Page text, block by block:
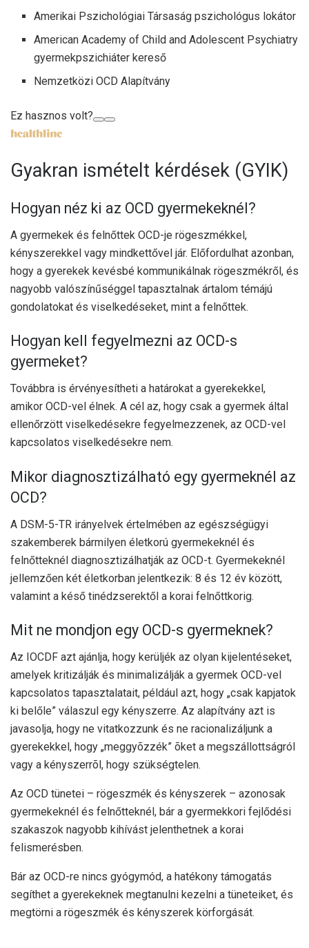
Amerikai Pszichológiai Társaság pszichológus lokátor
American Academy of Child and Adolescent Psychiatry
gyermekpszichiáter kereső
Nemzetközi OCD Alapítvány
Ez hasznos volt?
Gyakran ismételt kérdések (GYIK)
Hogyan néz ki az OCD gyermekeknél?
A gyermekek és felnőttek OCD-je rögeszmékkel,
kényszerekkel vagy mindkettővel jár. Előfordulhat azonban,
hogy a gyerekek kevésbé kommunikálnak rögeszmékről, és
nagyobb valószínűséggel tapasztalnak ártalom témájú
gondolatokat és viselkedéseket, mint a felnőttek.
Hogyan kell fegyelmezni az OCD-s
gyermeket?
Továbbra is érvényesítheti a határokat a gyerekekkel,
amikor OCD-vel élnek. A cél az, hogy csak a gyermek által
ellenőrzött viselkedésekre fegyelmezzenek, az OCD-vel
kapcsolatos viselkedésekre nem.
Mikor diagnosztizálható egy gyermeknél az
OCD?
A DSM-5-TR irányelvek értelmében az egészségügyi
szakemberek bármilyen életkorú gyermekeknél és
felnőtteknél diagnosztizálhatják az OCD-t. Gyermekeknél
jellemzően két életkorban jelentkezik: 8 és 12 év között,
valamint a késő tinédzserektől a korai felnőttkorig.
Mit ne mondjon egy OCD-s gyermeknek?
Az IOCDF azt ajánlja, hogy kerüljék az olyan kijelentéseket,
amelyek kritizálják és minimalizálják a gyermek OCD-vel
kapcsolatos tapasztalatait, például azt, hogy „csak kapjatok
ki belőle” válaszul egy kényszerre. Az alapítvány azt is
javasolja, hogy ne vitatkozzunk és ne racionalizáljunk a
gyerekekkel, hogy „meggyõzzék” õket a megszállottságról
vagy a kényszerrõl, hogy szükségtelen.
Az OCD tünetei – rögeszmék és kényszerek – azonosak
gyermekeknél és felnőtteknél, bár a gyermekkori fejlődési
szakaszok nagyobb kihívást jelenthetnek a korai
felismerésben.
Bár az OCD-re nincs gyógymód, a hatékony támogatás
segíthet a gyerekeknek megtanulni kezelni a tüneteiket, és
megtörni a rögeszmék és kényszerek körforgását.